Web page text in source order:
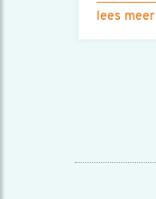
lees meer